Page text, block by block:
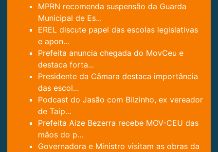
MPRN recomenda suspensão da Guarda
Municipal de Es...
EREL discute papel das escolas legislativas
e apon...
Prefeita anuncia chegada do MovCeu e
destaca forta...
Presidente da Câmara destaca importância
das escol...
Podcast do Jasão com Bilzinho, ex vereador
de Taip...
Prefeita Aize Bezerra recebe MOV-CEU das
mãos do p...
Governadora e Ministro visitam as obras da